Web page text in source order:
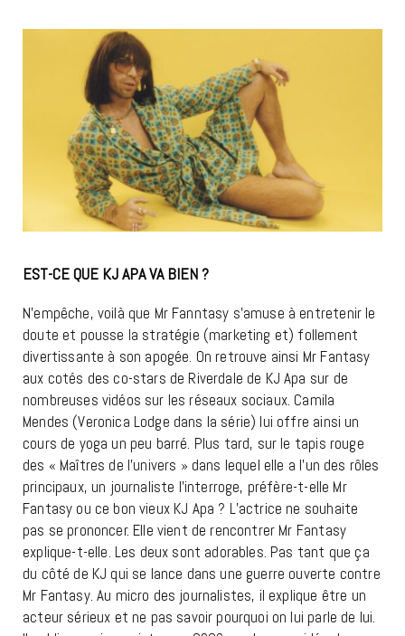
EST-CE QUE KJ APA VA BIEN ?
N’empêche, voilà que Mr Fanntasy s’amuse à entretenir le
doute et pousse la stratégie (marketing et) follement
divertissante à son apogée. On retrouve ainsi Mr Fantasy
aux cotés des co-stars de Riverdale de KJ Apa sur de
nombreuses vidéos sur les réseaux sociaux. Camila
Mendes (Veronica Lodge dans la série) lui offre ainsi un
cours de yoga un peu barré. Plus tard, sur le tapis rouge
des « Maîtres de l’univers » dans lequel elle a l’un des rôles
principaux, un journaliste l’interroge, préfère-t-elle Mr
Fantasy ou ce bon vieux KJ Apa ? L’actrice ne souhaite
pas se prononcer. Elle vient de rencontrer Mr Fantasy
explique-t-elle. Les deux sont adorables. Pas tant que ça
du côté de KJ qui se lance dans une guerre ouverte contre
Mr Fantasy. Au micro des journalistes, il explique être un
acteur sérieux et ne pas savoir pourquoi on lui parle de lui.